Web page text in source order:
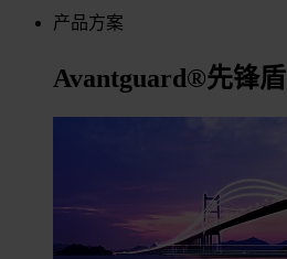
产品方案
Avantguard®先锋盾